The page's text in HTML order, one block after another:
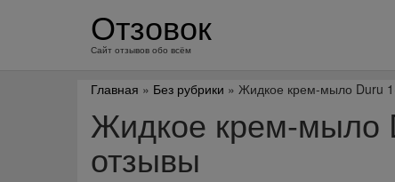
Отзовок
Сайт отзывов обо всём
Главная » Без рубрики » Жидкое крем-мыло Duru
Жидкое крем-мыло
отзывы